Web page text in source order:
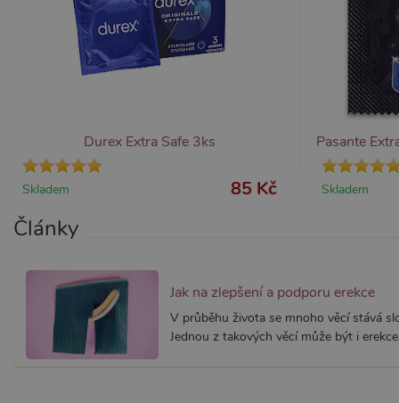
Durex Extra Safe 3ks
Skladem 85 Kč
Pasante
Skladem
Články
Jak na zlepšení a podporu erekce
V průběhu života se mnoho věcí stává
Jednou z takových věcí může být i